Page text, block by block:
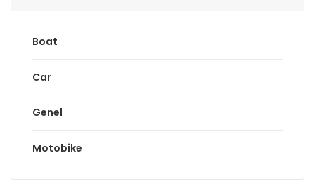
Boat
Car
Genel
Motobike